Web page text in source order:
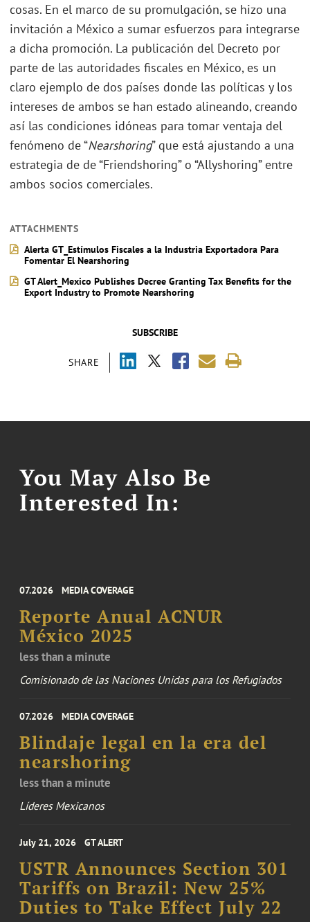
SUBSCRIBE
SHARE
cosas. En el marco de su promulgación, se hizo una
invitación a México a sumar esfuerzos para integrarse
a dicha promoción. La publicación del Decreto por
parte de las autoridades fiscales en México, es un
claro ejemplo de dos países donde las políticas y los
intereses de ambos se han estado alineando, creando
así las condiciones idóneas para tomar ventaja del
fenómeno de “Nearshoring” que está ajustando a una
estrategia de de “Friendshoring” o “Allyshoring” entre
ambos socios comerciales.
ATTACHMENTS
Alerta GT_Estímulos Fiscales a la Industria Exportadora Para
Fomentar El Nearshoring
GT Alert_Mexico Publishes Decree Granting Tax Benefits for the
Export Industry to Promote Nearshoring
You May Also Be
Interested In:
07.2026 MEDIA COVERAGE
Reporte Anual ACNUR
México 2025
less than a minute
Comisionado de las Naciones Unidas para los Refugiados
07.2026 MEDIA COVERAGE
Blindaje legal en la era del
nearshoring
less than a minute
Líderes Mexicanos
July 21, 2026 GT ALERT
USTR Announces Section 301
Tariffs on Brazil: New 25%
Duties to Take Effect July 22